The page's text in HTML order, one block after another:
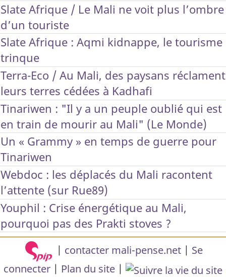
Slate Afrique / Le Mali ne voit plus l’ombre
d’un touriste
Slate Afrique : Aqmi kidnappe, le tourisme
trinque
Terra-Eco / Au Mali, des paysans réclament
leurs terres cédées à Kadhafi
Tinariwen : "Il y a un peuple oublié qui est
en train de mourir au Mali" (Le Monde)
Un « Grammy » en temps de guerre pour
Tinariwen
Webdoc : les déplacés du Mali racontent
l’attente (sur Rue89)
Youphil : Crise énergétique au Mali,
pourquoi pas des Prakti stoves ?
| contacter mali-pense.net| Se
connecter | Plan du site |